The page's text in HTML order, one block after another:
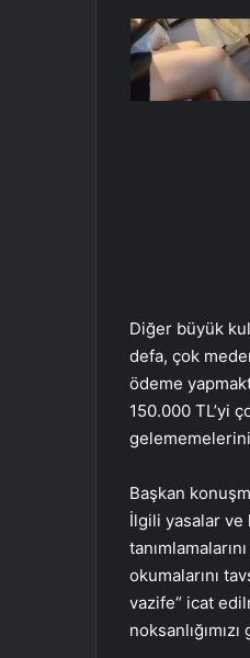
Diğer büyük
defa, çok
ödeme
150.000 TL’yi
Başkan
İlgili yasalar ve
okumalarını
vazife“ icat